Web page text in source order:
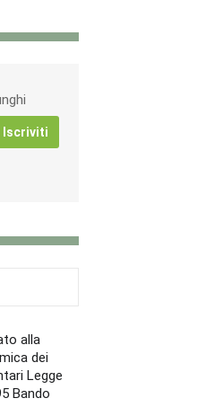
Iscriviti
alla
dei
Legge
Bando